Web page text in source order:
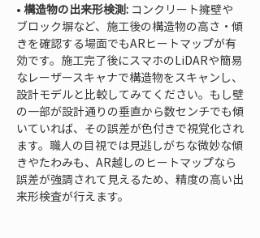
• 構造物の出来形検測: コンクリート擁壁や
ブロック塀など、施工後の構造物の高さ・傾
きを確認する場面でもARヒートマップが有
効です。施工完了後にスマホのLiDARや簡易
なレーザースキャナで構造物をスキャンし、
設計モデルと比較してみてください。もし壁
の一部が設計通りの垂直から数センチでも傾
いていれば、その誤差が色付きで視覚化され
ます。職人の目視では見逃しがちな微妙な傾
きやたわみも、AR越しのヒートマップなら
誤差が強調されて見えるため、精度の高い出
来形検査が行えます。